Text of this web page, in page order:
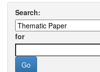
Search:
for